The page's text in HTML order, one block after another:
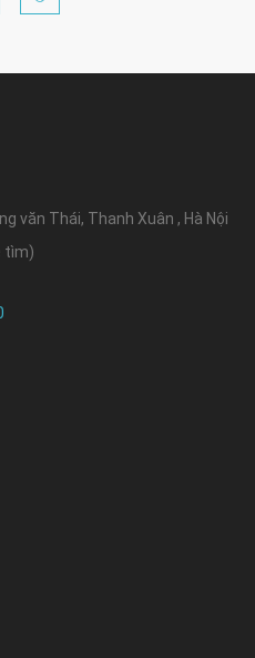
văn Thái, Thanh Xuân , Hà Nội
tìm)